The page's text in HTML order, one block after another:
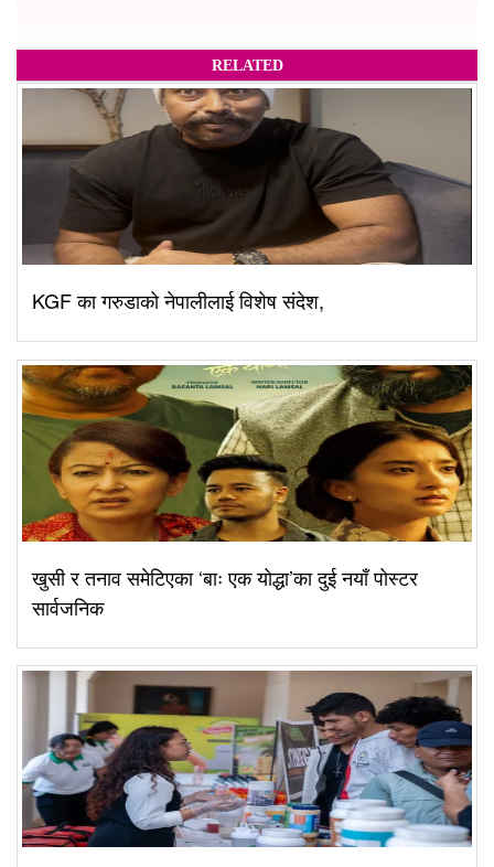
RELATED
KGF का गरुडाको नेपालीलाई विशेष संदेश,
खुसी र तनाव समेटिएका ‘बाः एक योद्धा’का दुई नयाँ पोस्टर
सार्वजनिक